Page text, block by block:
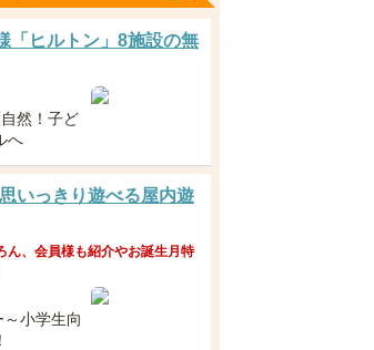
「ヒルトン」8施設の無
然！子ど
へ
いっきり遊べる屋内遊
ん、会員様も紹介やお誕生月特
小学生向